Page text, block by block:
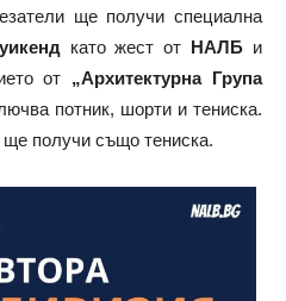
ще получи специална
като жест от НАЛБ и
от „Архитектурна Група
потник, шорти и тениска.
ще получи също тениска.